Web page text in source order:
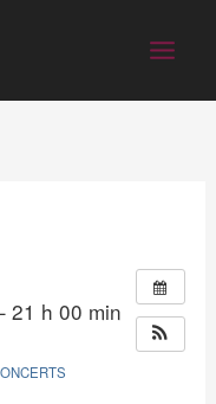
21 h 00 min